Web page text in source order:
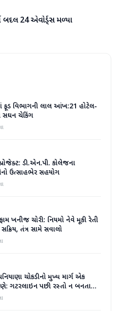
બદલ 24 એવોર્ડ્સ મળ્યા
ફૂડ વિભાગની લાલ આંખ:21 હોટેલ-
સઘન ચેકિંગ
ડી.એન.પી. કોલેજના
ઉત્સાહભેર સહયોગ
ખનીજ ચોરી: નિયમો નેવે મૂકી રેતી
તંત્ર સામે સવાલો
ચોકડીનો મુખ્ય માર્ગ એક
ગટરલાઇન પછી રસ્તો ન બનતા